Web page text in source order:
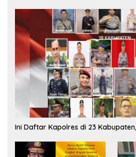
Ini Daftar Kapolres di 23